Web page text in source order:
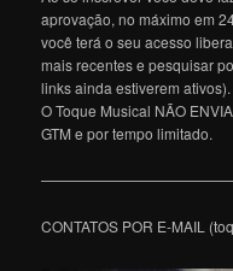
aprovação, no máximo em
você terá o seu acesso
mais recentes e pesquisar
links ainda estiverem ativos).
O Toque Musical NÃO
GTM e por tempo limitado.
CONTATOS POR E-MAIL